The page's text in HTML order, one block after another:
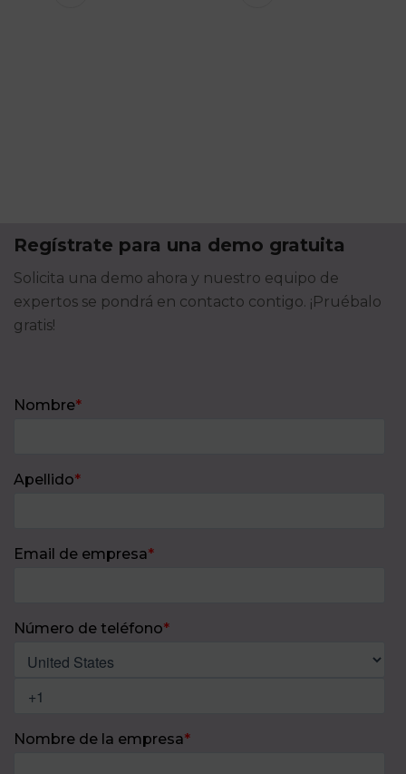
Regístrate para una demo gratuita
Solicita una demo ahora y nuestro equipo de
expertos se pondrá en contacto contigo. ¡Pruébalo
gratis!